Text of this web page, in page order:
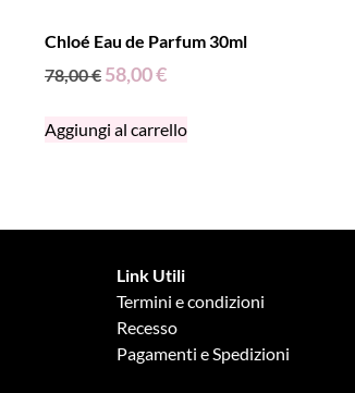
Chloé Eau de Parfum 30ml
78,00€ 58,00€
Aggiungi al carrello
Link Utili
Termini e condizioni
Recesso
Pagamenti e Spedizioni